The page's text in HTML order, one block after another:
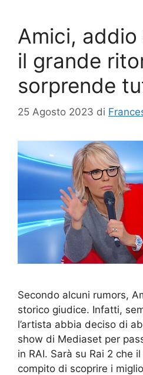
Amici,
il grande
sorprende
25 Agosto 2023 di
Secondo alcuni rumors,
storico giudice. Infatti,
l’artista abbia deciso di
show di Mediaset per
in RAI. Sarà su Rai 2 che
compito di scoprire i